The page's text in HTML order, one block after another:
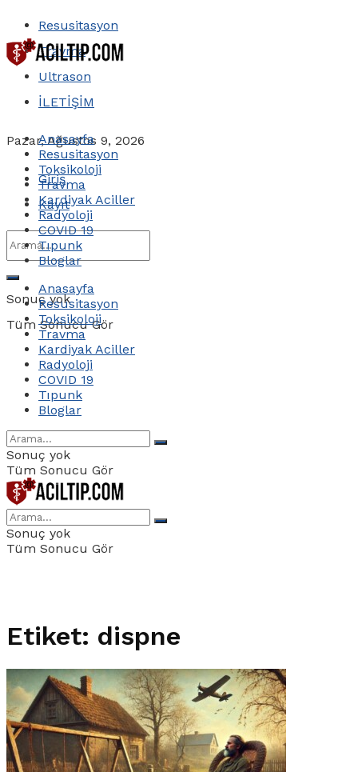
Resusitasyon
Travma
Ultrason
İLETİŞİM
Pazar, Ağustos 9, 2026
Giriş
Kayıt
Sonuç yok
Tüm Sonucu Gör
Anasayfa
Resusitasyon
Toksikoloji
Travma
Kardiyak Aciller
Radyoloji
COVID 19
Tıpunk
Bloglar
Anasayfa
Resusitasyon
Toksikoloji
Travma
Kardiyak Aciller
Radyoloji
COVID 19
Tıpunk
Bloglar
Sonuç yok
Tüm Sonucu Gör
Sonuç yok
Tüm Sonucu Gör
Etiket: dispne